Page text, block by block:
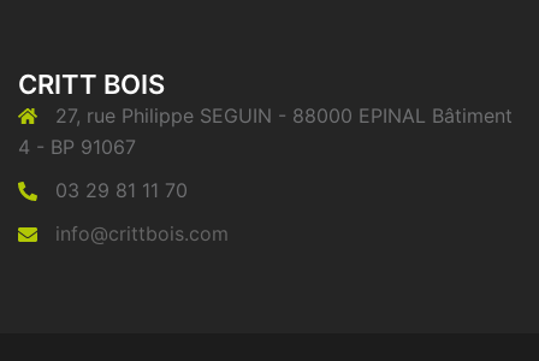
CRITT BOIS
27, rue Philippe SEGUIN - 88000 EPINAL Bâtiment
4 - BP 91067
03 29 81 11 70
info@crittbois.com